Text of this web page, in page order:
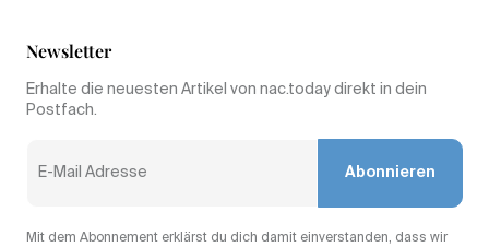
Newsletter
Erhalte die neuesten Artikel von nac.today direkt in dein
Postfach.
Abonnieren
Mit dem Abonnement erklärst du dich damit einverstanden, dass wir